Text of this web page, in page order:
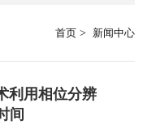
首页 > 新闻中心
利用相位分辨
间